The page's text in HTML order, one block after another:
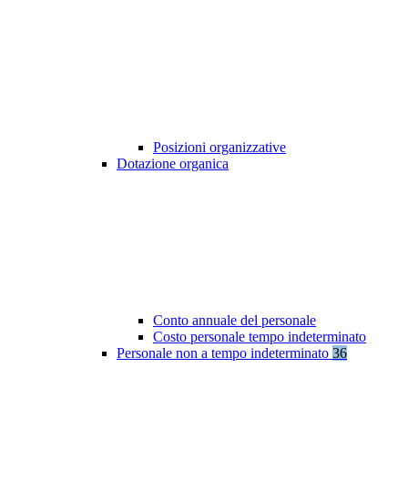
Posizioni organizzative
Dotazione organica
Conto annuale del personale
Costo personale tempo indeterminato
Personale non a tempo indeterminato 36